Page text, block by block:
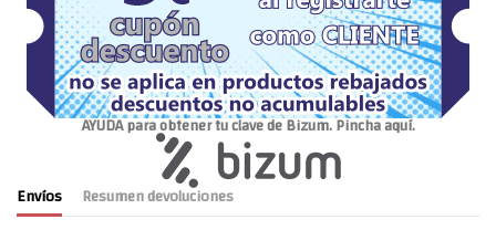
AYUDA para obtener tu clave de Bizum. Pincha aquí.
Envíos Resumen devoluciones